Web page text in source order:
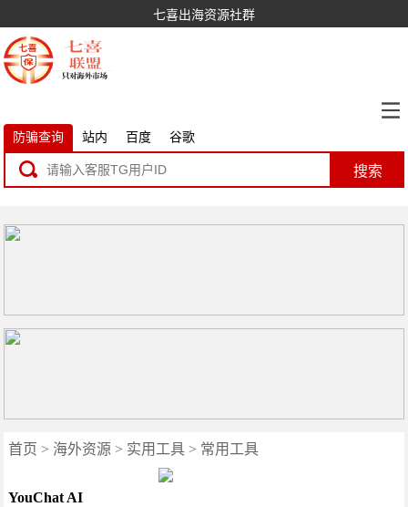
七喜出海资源社群
防骗查询 站内 百度 谷歌
搜索
首页 > 海外资源 > 实用工具 > 常用工具
YouChat AI